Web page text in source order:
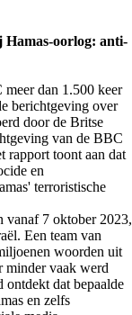
Hamas-oorlog: anti-
dan 1.500 keer
berichtgeving over
door de Britse
van de BBC
rapport toont aan dat
en
terroristische
vanaf 7 oktober 2023,
Een team van
woorden uit
minder vaak werd
ontdekt dat bepaalde
en zelfs